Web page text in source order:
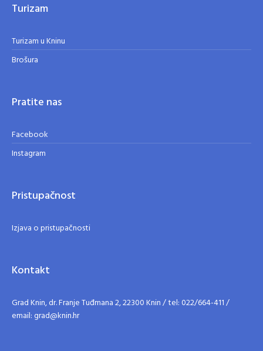
Turizam
Turizam u Kninu
Brošura
Pratite nas
Facebook
Instagram
Pristupačnost
Izjava o pristupačnosti
Kontakt
Grad Knin, dr. Franje Tuđmana 2, 22300 Knin / tel: 022/664-411 /
email: grad@knin.hr